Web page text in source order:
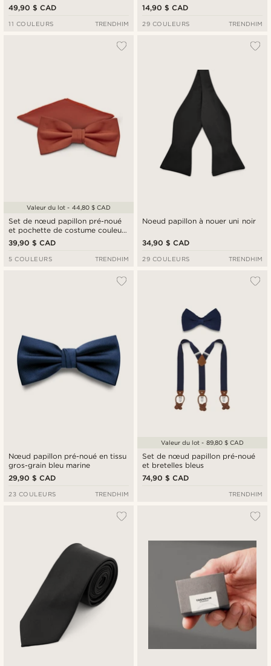
49,90 $ CAD
11 COULEURS TRENDHIM
14,90 $ CAD
29 COULEURS TRENDHIM
Set de nœud papillon pré-noué
et pochette de costume couleur
terracotta
39,90 $ CAD
Valeur du lot - 44,80 $ CAD
5 COULEURS TRENDHIM
Noeud papillon à nouer uni noir
34,90 $ CAD
29 COULEURS TRENDHIM
Nœud papillon pré-noué en tissu
gros-grain bleu marine
29,90 $ CAD
23 COULEURS TRENDHIM
Set de nœud papillon pré-noué
et bretelles bleus
74,90 $ CAD
Valeur du lot - 89,80 $ CAD
TRENDHIM